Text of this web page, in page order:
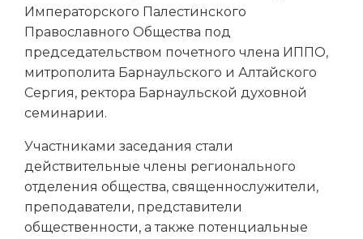
Императорского Палестинского
Православного Общества под
председательством почетного члена ИППО,
митрополита Барнаульского и Алтайского
Сергия, ректора Барнаульской духовной
семинарии.
Участниками заседания стали
действительные члены регионального
отделения общества, священнослужители,
преподаватели, представители
общественности, а также потенциальные